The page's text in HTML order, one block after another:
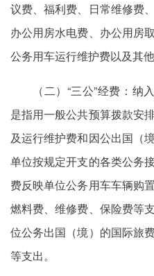
议费、福利费、日常维修费
办公用房水电费、办公用房
公务用车运行维护费以及其他
（二）“三公”经费：纳
是指用一般公共预算拨款安
及运行维护费和因公出国（
单位按规定开支的各类公务
费反映单位公务用车车辆购
燃料费、维修费、保险费等
位公务出国（境）的国际旅
等支出。